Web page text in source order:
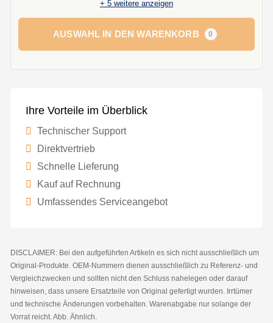
+ 5 weitere anzeigen
AUSWAHL IN DEN WARENKORB 0
Ihre Vorteile im Überblick
Technischer Support
Direktvertrieb
Schnelle Lieferung
Kauf auf Rechnung
Umfassendes Serviceangebot
DISCLAIMER: Bei den aufgeführten Artikeln es sich nicht ausschließlich um
Original-Produkte. OEM-Nummern dienen ausschließlich zu Referenz- und
Vergleichzwecken und sollten nicht den Schluss nahelegen oder darauf
hinweisen, dass unsere Ersatzteile von Original gefertigt wurden. Irrtümer
und technische Änderungen vorbehalten. Warenabgabe nur solange der
Vorrat reicht. Abb. Ähnlich.